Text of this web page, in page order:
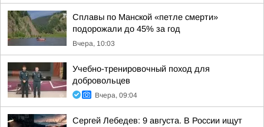
Сплавы по Манской «петле смерти»
подорожали до 45% за год
Вчера, 10:03
Учебно-тренировочный поход для
добровольцев
Вчера, 09:04
Сергей Лебедев: 9 августа. В России ищут